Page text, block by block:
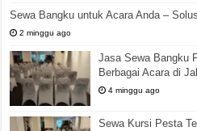
Sewa Bangku untuk Acara Anda –
2 minggu ago
Jasa Sewa Bangku
Berbagai Acara di
4 minggu ago
Sewa Kursi Pesta